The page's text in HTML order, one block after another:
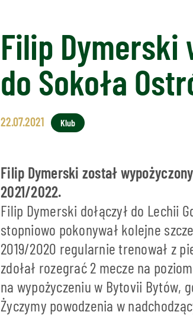
Filip Dymerski
do Sokoła
22.07.2021 Klub
Filip Dymerski został
2021/2022.
Filip Dymerski dołączył do Lechii
stopniowo pokonywał kolejne
2019/2020 regularnie trenował z
zdołał rozegrać 2 mecze na
na wypożyczeniu w Bytovii Bytów,
Życzymy powodzenia w